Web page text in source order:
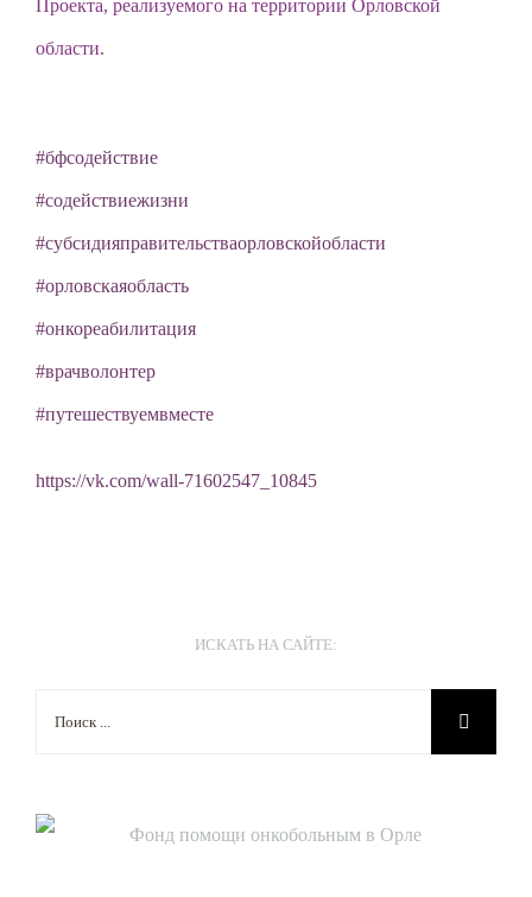
Проекта, реализуемого на территории Орловской
области.
#бфсодействие
#содействиежизни
#субсидияправительстваорловскойобласти
#орловскаяобласть
#онкореабилитация
#врачволонтер
#путешествуемвместе
https://vk.com/wall-71602547_10845
ИСКАТЬ НА САЙТЕ: